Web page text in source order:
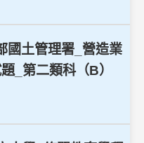
國土管理署_營造業
_第二類科（B）